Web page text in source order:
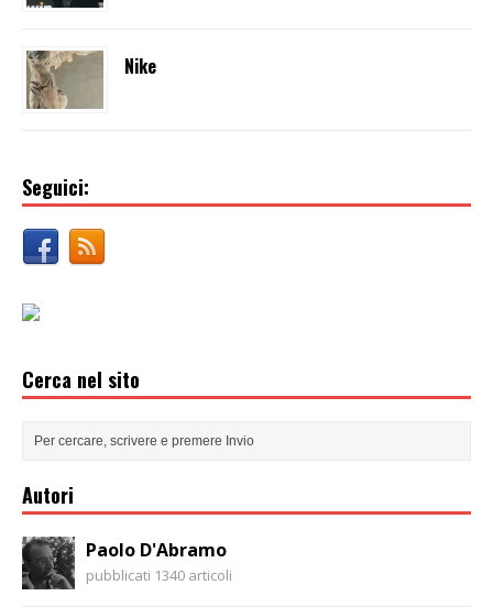
Nike
Seguici:
Cerca nel sito
Autori
Paolo D'Abramo
pubblicati 1340 articoli